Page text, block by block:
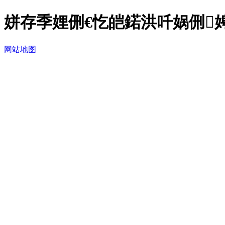
姘存季娌侀€忔皑鍩洪吀娲侀
网站地图